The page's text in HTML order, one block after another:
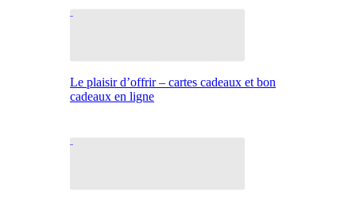
Le plaisir d’offrir – cartes cadeaux et bon
cadeaux en ligne